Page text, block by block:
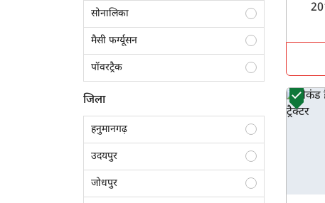
सोनालिका
मैसी फर्ग्यूसन
पॉवरट्रैक
फार्मट्रैक
न्यू हॉलैंड
जिला
हनुमानगढ़
उदयपुर
जोधपुर